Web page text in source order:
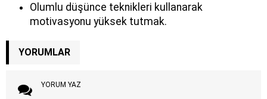
Olumlu düşünce teknikleri kullanarak
motivasyonu yüksek tutmak.
YORUMLAR
YORUM YAZ